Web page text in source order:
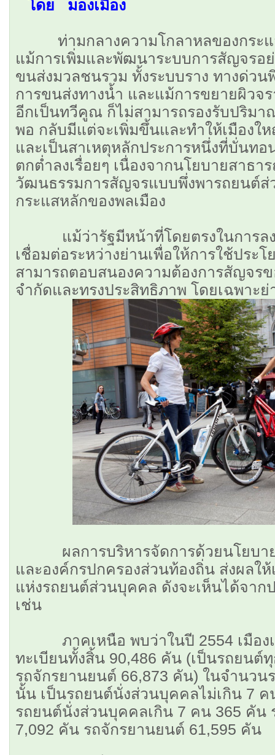
โดย มองเมือง
ท่ามกลางความโกลาหลของกระแ
แม้การเพิ่มและพัฒนาระบบการสัญจรอ
ขนส่งมวลชนรวม ทั้งระบบราง ทางด่วน
การขนส่งทางนํ้า และแม้การขยายผิวจ
อีกเป็นทวีคูณ ก็ไม่สามารถรองรับปริมา
พอ กลับมีแต่จะเพิ่มขึ้นและทำให้เมืองใ
และเป็นสาเหตุหลักประการหนึ่งที่บั่นท
ตกตํ่าลงเรื่อยๆ เนื่องจากนโยบายสาธ
วัฒนธรรมการสัญจรแบบพึ่งพารถยนต์
กระแสหลักของพลเมือง
แม้ว่ารัฐมีหน้าที่โดยตรงในการล
เชื่อมต่อระหว่างย่านเพื่อให้การใช้ปร
สามารถตอบสนองความต้องการสัญจร
จำกัดและทรงประสิทธิภาพ โดยเฉพาะ
ผลการบริหารจัดการด้วยนโยบา
และองค์กรปกครองส่วนท้องถิ่น ส่งผลให้
แห่งรถยนต์ส่วนบุคคล ดังจะเห็นได้จาก
เช่น
ภาคเหนือ พบว่าในปี 2554 เมือง
ทะเบียนทั้งสิ้น 90,486 คัน (เป็นรถยนต์
รถจักรยานยนต์ 66,873 คัน) ในจำนวน
นั้น เป็นรถยนต์นั่งส่วนบุคคลไม่เกิน 7
รถยนต์นั่งส่วนบุคคลเกิน 7 คน 365 คัน
7,092 คัน รถจักรยานยนต์ 61,595 คัน